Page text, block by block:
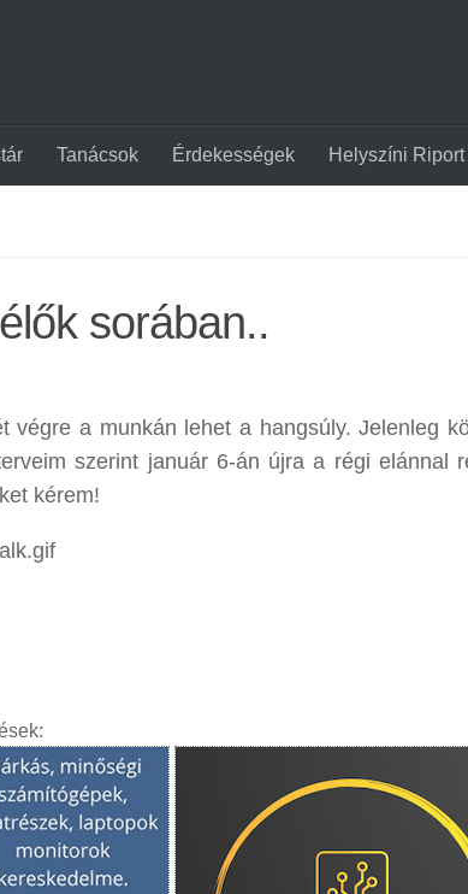
Tanácsok Érdekességek Helyszíni Riport
sorában..
a munkán lehet a hangsúly. Jelenleg
szerint január 6-án újra a régi elánnal
kérem!